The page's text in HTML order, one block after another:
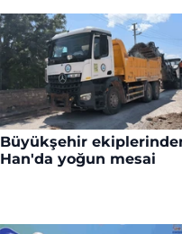
Büyükşehir
Han'da yoğun mesai